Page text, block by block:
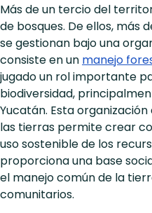
Más de un tercio del
de bosques. De ellos, más
se gestionan bajo una
consiste en un manejo
jugado un rol importante
biodiversidad,
Yucatán. Esta
las tierras permite crear
uso sostenible de los
proporciona una base
el manejo común de la
comunitarios.